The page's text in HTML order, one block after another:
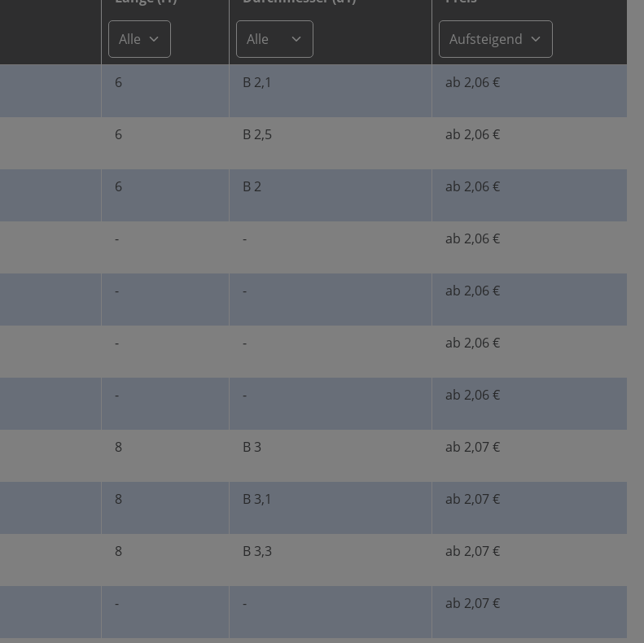
6 B 2,1 ab 2,06 €
6 B 2,5 ab 2,06 €
6 B 2 ab 2,06 €
- - ab 2,06 €
- - ab 2,06 €
- - ab 2,06 €
- - ab 2,06 €
8 B 3 ab 2,07 €
8 B 3,1 ab 2,07 €
8 B 3,3 ab 2,07 €
- - ab 2,07 €